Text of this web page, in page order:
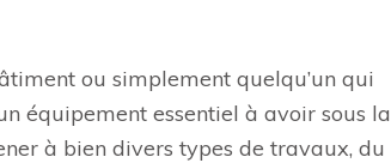
ou simplement quelqu’un qui
équipement essentiel à avoir sous la
à bien divers types de travaux, du